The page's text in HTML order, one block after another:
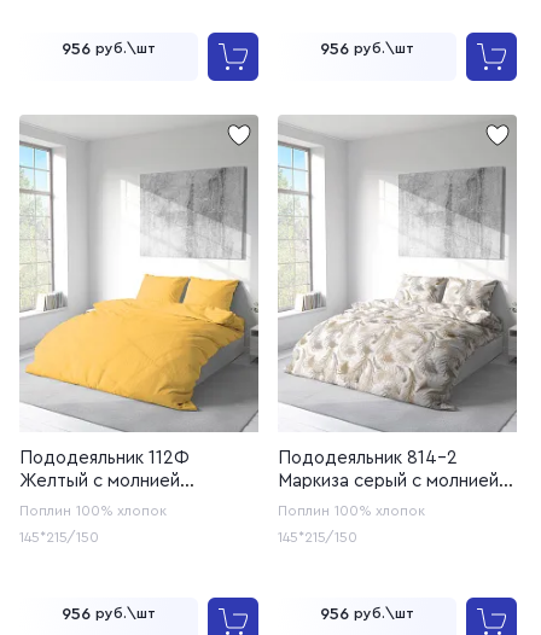
956 руб.\шт 956 руб.\шт
Пододеяльник 112Ф
Желтый с молнией
(20с259)
Поплин 100% хлопок
145*215/150
956 руб.\шт
Пододеяльник 814-2
Маркиза серый с молнией
(20с259)
Поплин 100% хлопок
145*215/150
956 руб.\шт